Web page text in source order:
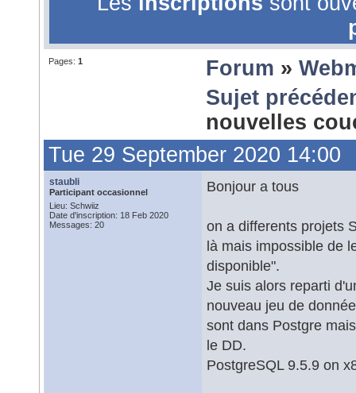
Pages: 1 Forum »
Sujet
nouvelles
Tue 29 September 2020 14:00
staubli
Participant occasionnel
Lieu: Schwiiz
Date d'inscription: 18 Feb 2020
Messages: 20
Bonjour a tous
on a differents projets
là mais impossible de
disponible".
Je suis alors reparti
nouveau jeu de
sont dans Postgre
le DD.
PostgreSQL 9.5.9 on